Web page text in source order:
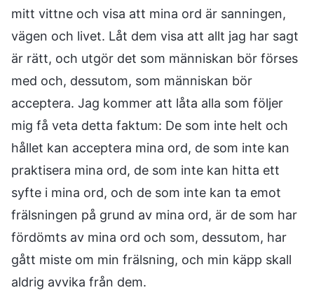
mitt vittne och visa att mina ord är sanningen,
vägen och livet. Låt dem visa att allt jag har sagt
är rätt, och utgör det som människan bör förses
med och, dessutom, som människan bör
acceptera. Jag kommer att låta alla som följer
mig få veta detta faktum: De som inte helt och
hållet kan acceptera mina ord, de som inte kan
praktisera mina ord, de som inte kan hitta ett
syfte i mina ord, och de som inte kan ta emot
frälsningen på grund av mina ord, är de som har
fördömts av mina ord och som, dessutom, har
gått miste om min frälsning, och min käpp skall
aldrig avvika från dem.